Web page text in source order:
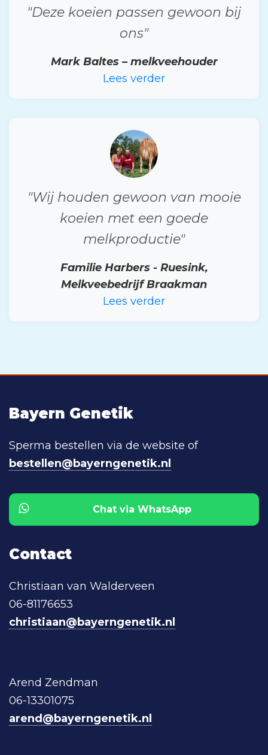
"Deze koeien passen gewoon bij
ons"
Mark Baltes – melkveehouder
Lees verder
"Wij houden gewoon van mooie
koeien met een goede
melkproductie"
Familie Harbers - Ruesink,
Melkveebedrijf Braakman
Lees verder
Bayern Genetik
Sperma bestellen via de website of
bestellen@bayerngenetik.nl
Chat via WhatsApp
Contact
Christiaan van Walderveen
06-81176653
christiaan@bayerngenetik.nl
Arend Zendman
06-13301075
arend@bayerngenetik.nl